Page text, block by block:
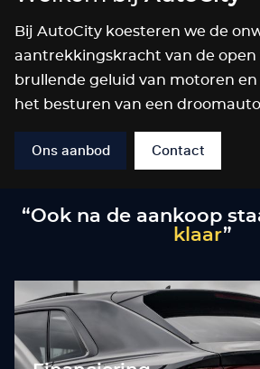
Bij AutoCity koesteren we de
aantrekkingskracht van de open
brullende geluid van motoren en
het besturen van een
Ons aanbod Contact
“Ook na de aankoop
klaar”